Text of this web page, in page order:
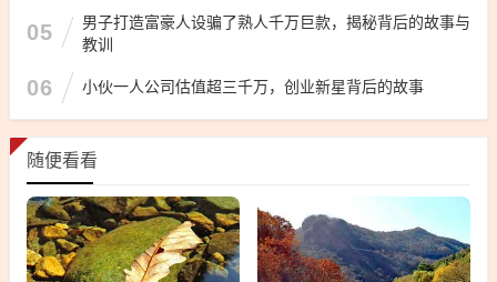
05
男子打造富豪人设骗了熟人千万巨款，揭秘背后的故事与
教训
06 小伙一人公司估值超三千万，创业新星背后的故事
随便看看